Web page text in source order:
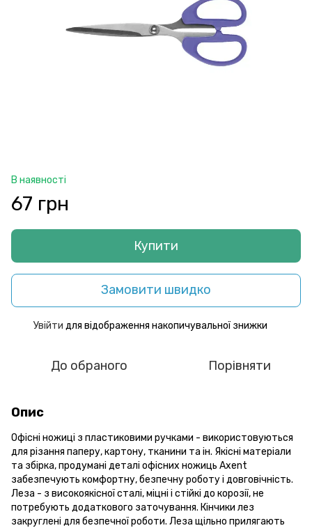
В наявності
67 грн
Купити
Замовити швидко
Увійти для відображення накопичувальної знижки
До обраного Порівняти
Опис
Офісні ножиці з пластиковими ручками - використовуються
для різання паперу, картону, тканини та ін. Якісні матеріали
та збірка, продумані деталі офісних ножиць Axent
забезпечують комфортну, безпечну роботу і довговічність.
Леза - з високоякісної сталі, міцні і стійкі до корозії, не
потребують додаткового заточування. Кінчики лез
закруглені для безпечної роботи. Леза щільно прилягають